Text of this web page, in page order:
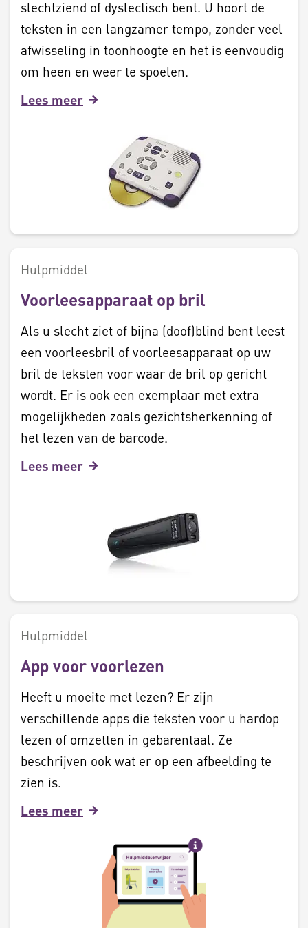
slechtziend of dyslectisch bent. U hoort de
teksten in een langzamer tempo, zonder veel
afwisseling in toonhoogte en het is eenvoudig
om heen en weer te spoelen.
Lees meer
Hulpmiddel
Voorleesapparaat op bril
Als u slecht ziet of bijna (doof)blind bent leest
een voorleesbril of voorleesapparaat op uw
bril de teksten voor waar de bril op gericht
wordt. Er is ook een exemplaar met extra
mogelijkheden zoals gezichtsherkenning of
het lezen van de barcode.
Lees meer
Hulpmiddel
App voor voorlezen
Heeft u moeite met lezen? Er zijn
verschillende apps die teksten voor u hardop
lezen of omzetten in gebarentaal. Ze
beschrijven ook wat er op een afbeelding te
zien is.
Lees meer